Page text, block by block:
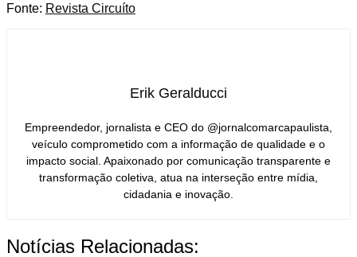
Fonte: Revista Circuíto
Erik Geralducci
Empreendedor, jornalista e CEO do @jornalcomarcapaulista,
veículo comprometido com a informação de qualidade e o
impacto social. Apaixonado por comunicação transparente e
transformação coletiva, atua na interseção entre mídia,
cidadania e inovação.
Notícias Relacionadas: